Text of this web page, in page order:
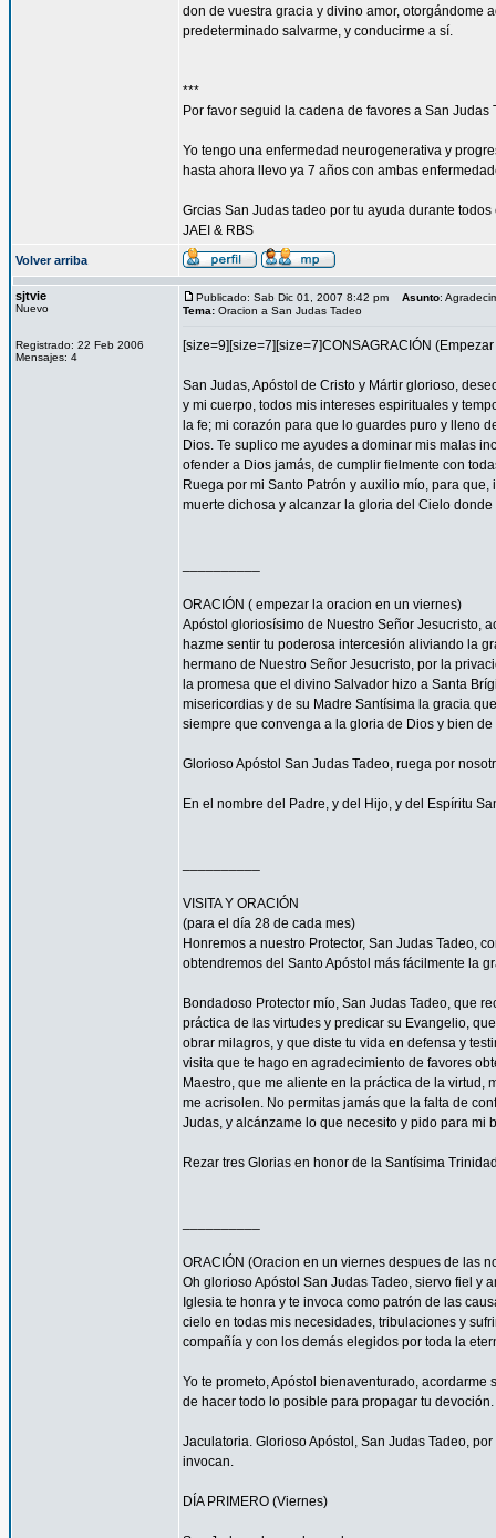
don de vuestra gracia y divino amor, otorgándome
predeterminado salvarme, y conducirme a sí.
***
Por favor seguid la cadena de favores a San
Yo tengo una enfermedad neurogenerativa y
hasta ahora llevo ya 7 años con ambas
Grcias San Judas tadeo por tu ayuda durante todos
JAEI & RBS
Volver arriba
sjtvie
Nuevo
Registrado: 22 Feb 2006
Mensajes: 4
Publicado: Sab Dic 01, 2007 8:42 pm Asunto:
Tema: Oracion a San Judas Tadeo
[size=9][size=7][size=7]CONSAGRACIÓN
San Judas, Apóstol de Cristo y Mártir glorioso,
y mi cuerpo, todos mis intereses espirituales y
la fe; mi corazón para que lo guardes puro y lleno
Dios. Te suplico me ayudes a dominar mis malas
ofender a Dios jamás, de cumplir fielmente con
Ruega por mi Santo Patrón y auxilio mío, para
muerte dichosa y alcanzar la gloria del Cielo
ORACIÓN ( empezar la oracion en un viernes)
Apóstol gloriosísimo de Nuestro Señor Jesucristo,
hazme sentir tu poderosa intercesión aliviando la
hermano de Nuestro Señor Jesucristo, por la
la promesa que el divino Salvador hizo a Santa
misericordias y de su Madre Santísima la gracia
siempre que convenga a la gloria de Dios y bien de
Glorioso Apóstol San Judas Tadeo, ruega por
En el nombre del Padre, y del Hijo, y del Espíritu
VISITA Y ORACIÓN
(para el día 28 de cada mes)
Honremos a nuestro Protector, San Judas Tadeo,
obtendremos del Santo Apóstol más fácilmente la
Bondadoso Protector mío, San Judas Tadeo, que
práctica de las virtudes y predicar su Evangelio,
obrar milagros, y que diste tu vida en defensa y
visita que te hago en agradecimiento de favores
Maestro, que me aliente en la práctica de la
me acrisolen. No permitas jamás que la falta de
Judas, y alcánzame lo que necesito y pido para mi
Rezar tres Glorias en honor de la Santísima
ORACIÓN (Oracion en un viernes despues de las
Oh glorioso Apóstol San Judas Tadeo, siervo fiel y
Iglesia te honra y te invoca como patrón de las
cielo en todas mis necesidades, tribulaciones y
compañía y con los demás elegidos por toda la
Yo te prometo, Apóstol bienaventurado,
de hacer todo lo posible para propagar tu devoción.
Jaculatoria. Glorioso Apóstol, San Judas Tadeo,
invocan.
DÍA PRIMERO (Viernes)